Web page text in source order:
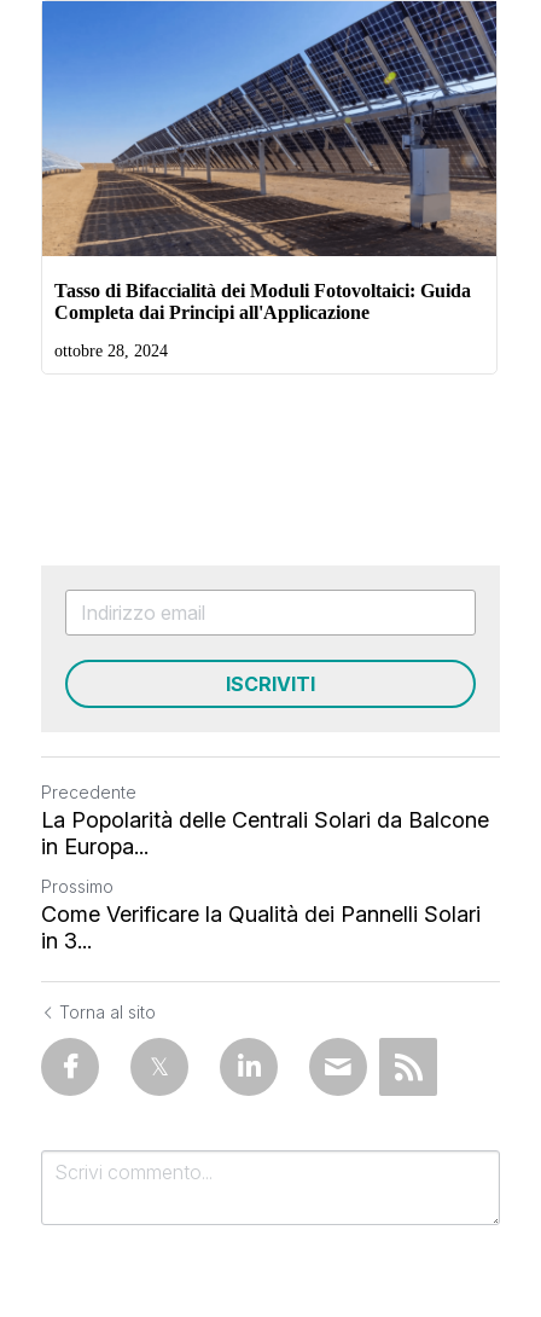
ISCRIVITI
Precedente
La Popolarità delle Centrali Solari da Balcone
in Europa...
Prossimo
Come Verificare la Qualità dei Pannelli Solari
in 3...
Torna al sito